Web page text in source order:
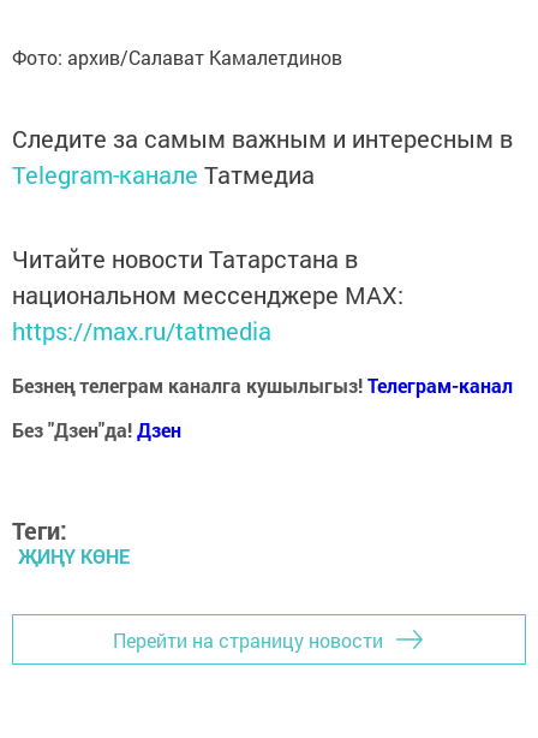
Фото: архив/Салават Камалетдинов
Следите за самым важным и интересным в
Telegram-канале Татмедиа
Читайте новости Татарстана в
национальном мессенджере MАХ:
https://max.ru/tatmedia
Безнең телеграм каналга кушылыгыз!Телеграм-канал
Без "Дзен"да!Дзен
Теги:
ҖИҢҮ КӨНЕ
Перейти на страницу новости